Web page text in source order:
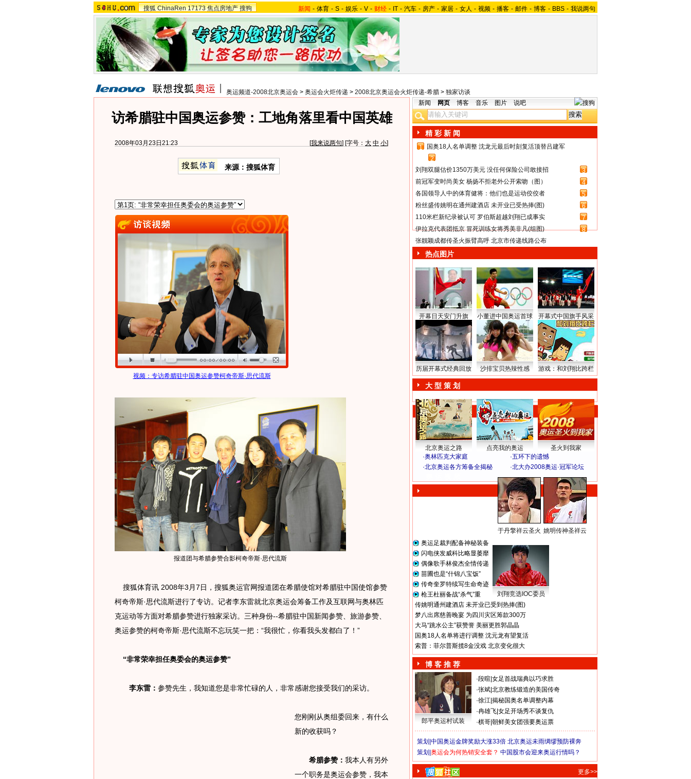
搜狐 ChinaRen 17173 焦点房地产 搜狗 新闻 - 体育 - S - 娱乐 - V - 财经 - IT - 汽车 - 房产 - 家居 - 女人 - 视频 - 播客 - 邮件 - 博客 - BBS - 我说两句
奥运频道-2008北京奥运会 > 奥运会火炬传递 > 2008北京奥运会火炬传递-希腊 > 独家访谈
访希腊驻中国奥运参赞：工地角落里看中国英雄
2008年03月23日21:23 [我来说两句] [字号： 大 中 小]
来源：搜狐体育
视频：专访希腊驻中国奥运参赞柯奇帝斯·思代流斯
报道团与希腊参赞合影柯奇帝斯·思代流斯
搜狐体育讯 2008年3月7日，搜狐奥运官网报道团在希腊使馆对希腊驻中国使馆参赞
柯奇帝斯·思代流斯进行了专访。记者李东雷就北京奥运会筹备工作及互联网与奥林匹
克运动等方面对希腊参赞进行独家采访。三种身份--希腊驻中国新闻参赞、旅游参赞、
奥运参赞的柯奇帝斯·思代流斯不忘玩笑一把：“我很忙，你看我头发都白了！”
“非常荣幸担任奥委会的奥运参赞”
李东雷： 参赞先生，我知道您是非常忙碌的人，非常感谢您接受我们的采访。
您刚刚从奥组委回来，有什么
新的收获吗？
希腊参赞： 我本人有另外
一个职务是奥运会参赞，我本
新闻 网页 博客 音乐 图片 说吧
精 彩 新 闻
1
国奥18人名单调整 沈龙元最后时刻复活顶替吕建军
2
刘翔双腿估价1350万美元 没任何保险公司敢接招
3
前冠军变时尚美女 杨扬不拒老外公开索吻（图）
4
各国领导人中的体育健将：他们也是运动佼佼者
5
粉丝盛传姚明在通州建酒店 未开业已受热捧(图)
6
110米栏新纪录被认可 罗伯斯超越刘翔已成事实
7
伊拉克代表团抵京 冒死训练女将秀美非凡(组图)
8
张靓颖成都传圣火振臂高呼 北京市传递线路公布
热点图片
开幕日天安门升旗 小董进中国奥运首球 开幕式中国旗手风采
历届开幕式经典回放 沙排宝贝热辣性感 游戏：和刘翔比跨栏
大 型 策 划
北京奥运之路 点亮我的奥运
圣火到我家
·奥林匹克大家庭 ·五环下的遗憾
·北京奥运各方筹备全揭秘 ·北大办2008奥运·冠军论坛
于丹擎祥云圣火 姚明传神圣祥云
奥运足裁判配备神秘装备
闪电侠发威科比略显萎靡
偶像歌手林俊杰全情传递
苗圃也是“什锦八宝饭”
传奇奎罗特续写生命奇迹
枪王杜丽备战“杀气”重
刘翔竞选IOC委员
传姚明通州建酒店 未开业已受到热捧(图)
梦八出席慈善晚宴 为四川灾区筹款300万
大马“跳水公主”获赞誉 美丽更胜郭晶晶
国奥18人名单将进行调整 沈元龙有望复活
索普：菲尔普斯揽8金没戏 北京变化很大
博 客 推 荐
郎平奥运村试装
·段暄 女足首战瑞典以巧求胜
·张斌 北京教练锻造的美国传奇
·徐江 揭秘国奥名单调整内幕
·冉雄飞 女足开场秀不谈复仇
·棋哥 朝鲜美女团强要奥运票
策划| 中国奥运金牌奖励大涨33倍 北京奥运未雨绸缪预防裸奔
策划| 奥运会为何热销安全套？ 中国股市会迎来奥运行情吗？
更多>>